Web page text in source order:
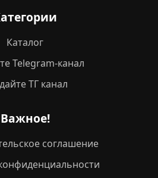
Каталог
Telegram-канал
ТГ канал
Важное!
соглашение